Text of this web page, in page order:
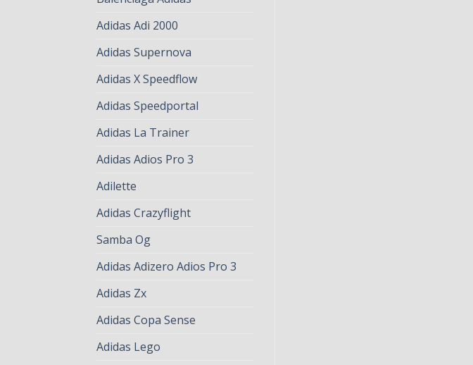
Adidas Adi 2000
Adidas Supernova
Adidas X Speedflow
Adidas Speedportal
Adidas La Trainer
Adidas Adios Pro 3
Adilette
Adidas Crazyflight
Samba Og
Adidas Adizero Adios Pro 3
Adidas Zx
Adidas Copa Sense
Adidas Lego